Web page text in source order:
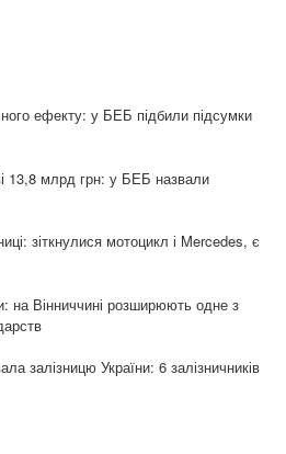
ефекту: у БЕБ підбили підсумки
13,8 млрд грн: у БЕБ назвали
зіткнулися мотоцикл і Mercedes, є
на Вінниччині розширюють одне з
залізницю України: 6 залізничників